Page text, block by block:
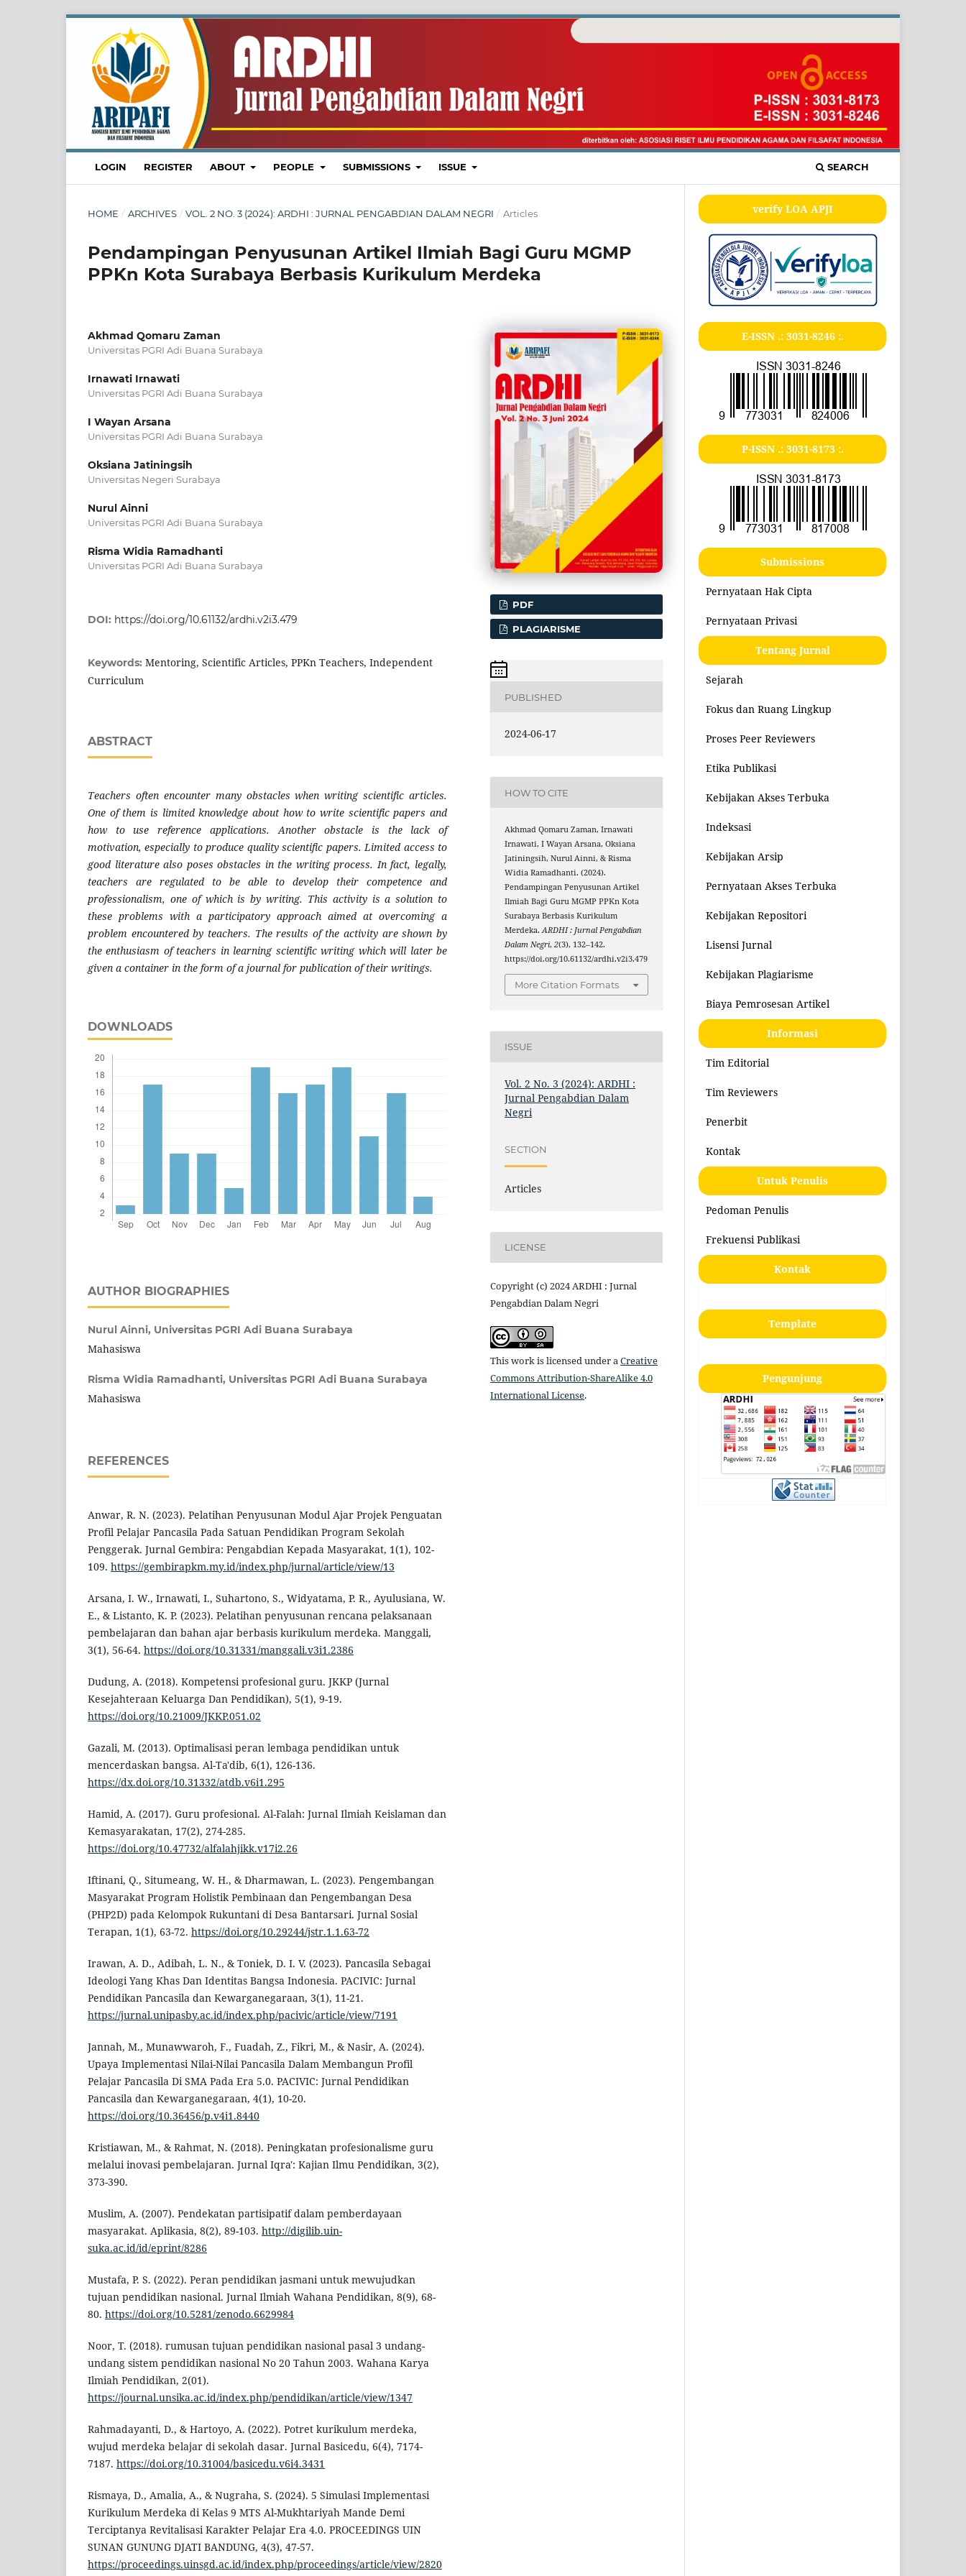
LOGIN REGISTER ABOUT PEOPLE SUBMISSIONS ISSUE SEARCH
HOME / ARCHIVES / VOL. 2 NO. 3 (2024): ARDHI : JURNAL PENGABDIAN DALAM NEGRI / Articles
Pendampingan Penyusunan Artikel Ilmiah Bagi Guru MGMP
PPKn Kota Surabaya Berbasis Kurikulum Merdeka
Akhmad Qomaru Zaman
Universitas PGRI Adi Buana Surabaya
Irnawati Irnawati
Universitas PGRI Adi Buana Surabaya
I Wayan Arsana
Universitas PGRI Adi Buana Surabaya
Oksiana Jatiningsih
Universitas Negeri Surabaya
Nurul Ainni
Universitas PGRI Adi Buana Surabaya
Risma Widia Ramadhanti
Universitas PGRI Adi Buana Surabaya
DOI: https://doi.org/10.61132/ardhi.v2i3.479
Keywords: Mentoring, Scientific Articles, PPKn Teachers, Independent
Curriculum
ABSTRACT
Teachers often encounter many obstacles when writing scientific articles.
One of them is limited knowledge about how to write scientific papers and
how to use reference applications. Another obstacle is the lack of
motivation, especially to produce quality scientific papers. Limited access to
good literature also poses obstacles in the writing process. In fact, legally,
teachers are regulated to be able to develop their competence and
professionalism, one of which is by writing. This activity is a solution to
these problems with a participatory approach aimed at overcoming a
problem encountered by teachers. The results of the activity are shown by
the enthusiasm of teachers in learning scientific writing which will later be
given a container in the form of a journal for publication of their writings.
DOWNLOADS
AUTHOR BIOGRAPHIES
Nurul Ainni, Universitas PGRI Adi Buana Surabaya
Mahasiswa
Risma Widia Ramadhanti, Universitas PGRI Adi Buana Surabaya
Mahasiswa
REFERENCES
Anwar, R. N. (2023). Pelatihan Penyusunan Modul Ajar Projek Penguatan
Profil Pelajar Pancasila Pada Satuan Pendidikan Program Sekolah
Penggerak. Jurnal Gembira: Pengabdian Kepada Masyarakat, 1(1), 102-
109. https://gembirapkm.my.id/index.php/jurnal/article/view/13
Arsana, I. W., Irnawati, I., Suhartono, S., Widyatama, P. R., Ayulusiana, W.
E., & Listanto, K. P. (2023). Pelatihan penyusunan rencana pelaksanaan
pembelajaran dan bahan ajar berbasis kurikulum merdeka. Manggali,
3(1), 56-64. https://doi.org/10.31331/manggali.v3i1.2386
Dudung, A. (2018). Kompetensi profesional guru. JKKP (Jurnal
Kesejahteraan Keluarga Dan Pendidikan), 5(1), 9-19.
https://doi.org/10.21009/JKKP.051.02
Gazali, M. (2013). Optimalisasi peran lembaga pendidikan untuk
mencerdaskan bangsa. Al-Ta'dib, 6(1), 126-136.
https://dx.doi.org/10.31332/atdb.v6i1.295
Hamid, A. (2017). Guru profesional. Al-Falah: Jurnal Ilmiah Keislaman dan
Kemasyarakatan, 17(2), 274-285.
https://doi.org/10.47732/alfalahjikk.v17i2.26
Iftinani, Q., Situmeang, W. H., & Dharmawan, L. (2023). Pengembangan
Masyarakat Program Holistik Pembinaan dan Pengembangan Desa
(PHP2D) pada Kelompok Rukuntani di Desa Bantarsari. Jurnal Sosial
Terapan, 1(1), 63-72. https://doi.org/10.29244/jstr.1.1.63-72
Irawan, A. D., Adibah, L. N., & Toniek, D. I. V. (2023). Pancasila Sebagai
Ideologi Yang Khas Dan Identitas Bangsa Indonesia. PACIVIC: Jurnal
Pendidikan Pancasila dan Kewarganegaraan, 3(1), 11-21.
https://jurnal.unipasby.ac.id/index.php/pacivic/article/view/7191
Jannah, M., Munawwaroh, F., Fuadah, Z., Fikri, M., & Nasir, A. (2024).
Upaya Implementasi Nilai-Nilai Pancasila Dalam Membangun Profil
Pelajar Pancasila Di SMA Pada Era 5.0. PACIVIC: Jurnal Pendidikan
Pancasila dan Kewarganegaraan, 4(1), 10-20.
https://doi.org/10.36456/p.v4i1.8440
Kristiawan, M., & Rahmat, N. (2018). Peningkatan profesionalisme guru
melalui inovasi pembelajaran. Jurnal Iqra': Kajian Ilmu Pendidikan, 3(2),
373-390.
Muslim, A. (2007). Pendekatan partisipatif dalam pemberdayaan
masyarakat. Aplikasia, 8(2), 89-103. http://digilib.uin-
suka.ac.id/id/eprint/8286
Mustafa, P. S. (2022). Peran pendidikan jasmani untuk mewujudkan
tujuan pendidikan nasional. Jurnal Ilmiah Wahana Pendidikan, 8(9), 68-
80. https://doi.org/10.5281/zenodo.6629984
Noor, T. (2018). rumusan tujuan pendidikan nasional pasal 3 undang-
undang sistem pendidikan nasional No 20 Tahun 2003. Wahana Karya
Ilmiah Pendidikan, 2(01).
https://journal.unsika.ac.id/index.php/pendidikan/article/view/1347
Rahmadayanti, D., & Hartoyo, A. (2022). Potret kurikulum merdeka,
wujud merdeka belajar di sekolah dasar. Jurnal Basicedu, 6(4), 7174-
7187. https://doi.org/10.31004/basicedu.v6i4.3431
Rismaya, D., Amalia, A., & Nugraha, S. (2024). 5 Simulasi Implementasi
Kurikulum Merdeka di Kelas 9 MTS Al-Mukhtariyah Mande Demi
Terciptanya Revitalisasi Karakter Pelajar Era 4.0. PROCEEDINGS UIN
SUNAN GUNUNG DJATI BANDUNG, 4(3), 47-57.
https://proceedings.uinsgd.ac.id/index.php/proceedings/article/view/2820
PDF
PLAGIARISME
PUBLISHED
2024-06-17
HOW TO CITE
Akhmad Qomaru Zaman, Irnawati
Irnawati, I Wayan Arsana, Oksiana
Jatiningsih, Nurul Ainni, & Risma
Widia Ramadhanti. (2024).
Pendampingan Penyusunan Artikel
Ilmiah Bagi Guru MGMP PPKn Kota
Surabaya Berbasis Kurikulum
Merdeka.ARDHI : Jurnal Pengabdian
Dalam Negri,2(3), 132–142.
https://doi.org/10.61132/ardhi.v2i3.479
More Citation Formats
ISSUE
Vol. 2 No. 3 (2024): ARDHI :
Jurnal Pengabdian Dalam
Negri
SECTION
Articles
LICENSE
Copyright (c) 2024 ARDHI : Jurnal
Pengabdian Dalam Negri
This work is licensed under aCreative
Commons Attribution-ShareAlike 4.0
International License.
verify LOA APJI
E-ISSN .: 3031-8246:.
P-ISSN .: 3031-8173:.
Submissions
Pernyataan Hak Cipta
Pernyataan Privasi
Tentang Jurnal
Sejarah
Fokus dan Ruang Lingkup
Proses Peer Reviewers
Etika Publikasi
Kebijakan Akses Terbuka
Indeksasi
Kebijakan Arsip
Pernyataan Akses Terbuka
Kebijakan Repositori
Lisensi Jurnal
Kebijakan Plagiarisme
Biaya Pemrosesan Artikel
Informasi
Tim Editorial
Tim Reviewers
Penerbit
Kontak
Untuk Penulis
Pedoman Penulis
Frekuensi Publikasi
Kontak
Template
Pengunjung